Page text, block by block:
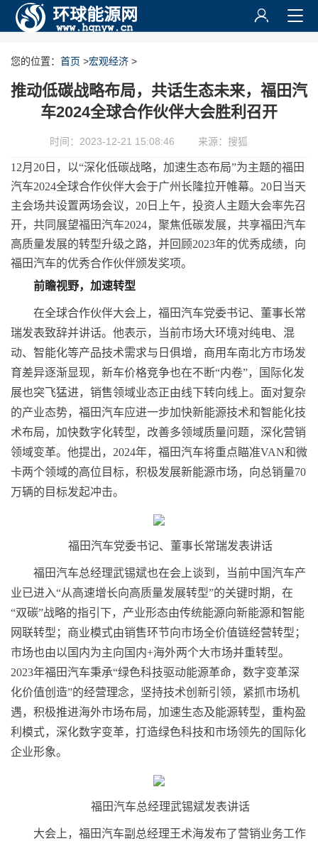
您的位置： 首页 >宏观经济 >
推动低碳战略布局，共话生态未来，福田汽
车2024全球合作伙伴大会胜利召开
时间：2023-12-21 15:08:46 来源：搜狐
12月20日，以“深化低碳战略，加速生态布局”为主题的福田
汽车2024全球合作伙伴大会于广州长隆拉开帷幕。20日当天
主会场共设置两场会议，20日上午，投资人主题大会率先召
开，共同展望福田汽车2024，聚焦低碳发展，共享福田汽车
高质量发展的转型升级之路，并回顾2023年的优秀成绩，向
福田汽车的优秀合作伙伴颁发奖项。
前瞻视野，加速转型
在全球合作伙伴大会上，福田汽车党委书记、董事长常
瑞发表致辞并讲话。他表示，当前市场大环境对纯电、混
动、智能化等产品技术需求与日俱增，商用车南北方市场发
育差异逐渐显现，新车价格竞争也在不断“内卷”，国际化发
展也突飞猛进，销售领域业态正由线下转向线上。面对复杂
的产业态势，福田汽车应进一步加快新能源技术和智能化技
术布局，加快数字化转型，改善多领域质量问题，深化营销
领域变革。他提出，2024年，福田汽车将重点瞄准VAN和微
卡两个领域的高位目标，积极发展新能源市场，向总销量70
万辆的目标发起冲击。
福田汽车党委书记、董事长常瑞发表讲话
福田汽车总经理武锡斌也在会上谈到，当前中国汽车产
业已进入“从高速增长向高质量发展转型”的关键时期，在
“双碳”战略的指引下，产业形态由传统能源向新能源和智能
网联转型；商业模式由销售环节向市场全价值链经营转型；
市场也由以国内为主向国内+海外两个大市场并重转型。
2023年福田汽车秉承“绿色科技驱动能源革命，数字变革深
化价值创造”的经营理念，坚持技术创新引领，紧抓市场机
遇，积极推进海外市场布局，加速生态及能源转型，重构盈
利模式，深化数字变革，打造绿色科技和市场领先的国际化
企业形象。
福田汽车总经理武锡斌发表讲话
大会上，福田汽车副总经理王术海发布了营销业务工作